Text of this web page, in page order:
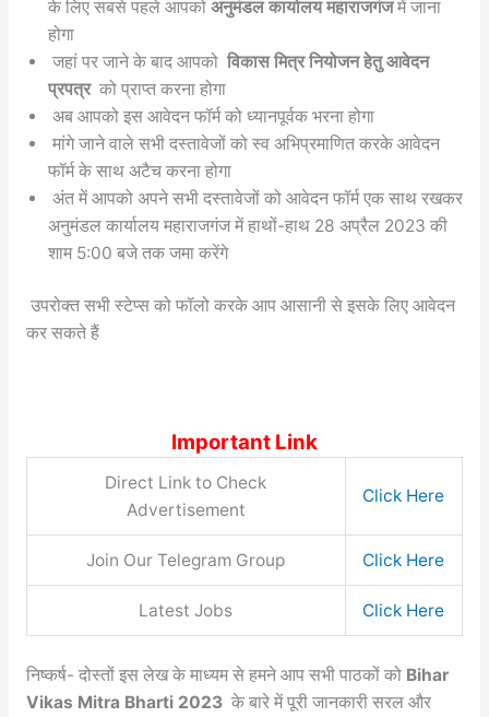
के लिए सबसे पहले आपको अनुमंडल कार्यालय महाराजगंजमें जाना
होगा
जहां पर जाने के बाद आपको विकास मित्र नियोजन हेतु आवेदन
प्रपत्र को प्राप्त करना होगा
अब आपको इस आवेदन फॉर्म को ध्यानपूर्वक भरना होगा
मांगे जाने वाले सभी दस्तावेजों को स्व अभिप्रमाणित करके आवेदन
फॉर्म के साथ अटैच करना होगा
अंत में आपको अपने सभी दस्तावेजों को आवेदन फॉर्म एक साथ रखकर
अनुमंडल कार्यालय महाराजगंज में हाथों-हाथ 28 अप्रैल 2023 की
शाम 5:00 बजे तक जमा करेंगे
उपरोक्त सभी स्टेप्स को फॉलो करके आप आसानी से इसके लिए आवेदन
कर सकते हैं
Important Link
Direct Link to Check
Advertisement
Click Here
Join Our Telegram Group Click Here
Latest Jobs Click Here
निष्कर्ष- दोस्तों इस लेख के माध्यम से हमने आप सभी पाठकों को Bihar
Vikas Mitra Bharti 2023 के बारे में पूरी जानकारी सरल और